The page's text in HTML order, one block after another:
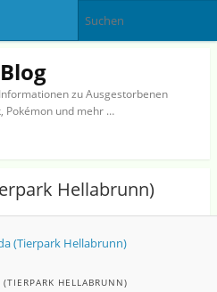
zu Ausgestorbenen
Pokémon und mehr …
Hellabrunn)
HELLABRUNN)